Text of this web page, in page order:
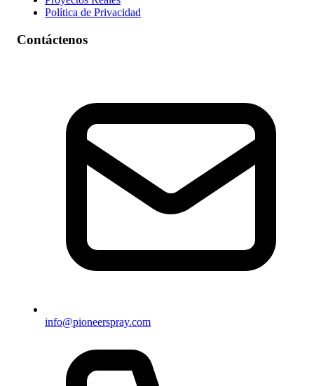
Política de Privacidad
Contáctenos
info@pioneerspray.com